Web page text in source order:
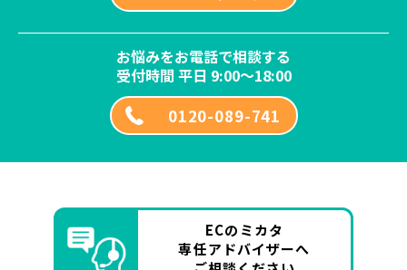
お悩みをお電話で相談する
受付時間 平日 9:00～18:00
0120-089-741
ECのミカタ
専任アドバイザーへ